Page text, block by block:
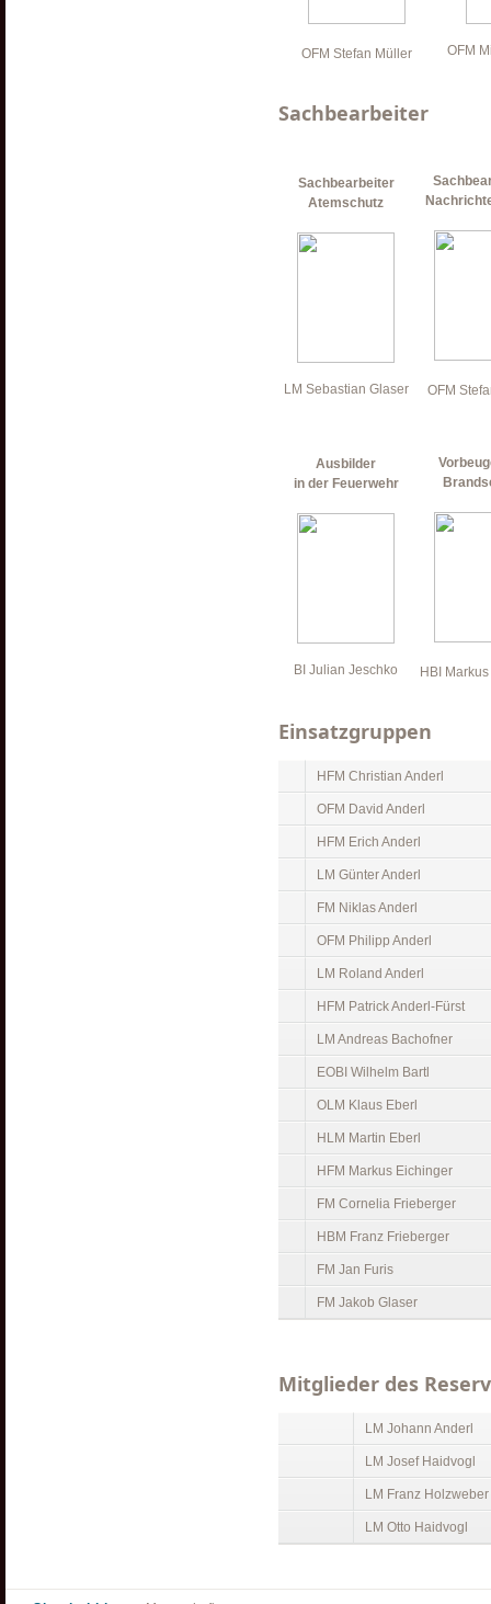
OFM Stefan Müller OFM
Sachbearbeiter
Sachbearbeiter
Atemschutz
LM Sebastian Glaser
Sachbea
OFM
Ausbilder
in der Feuerwehr
BI Julian Jeschko HBI
Einsatzgruppen
HFM Christian Anderl
OFM David Anderl
HFM Erich Anderl
LM Günter Anderl
FM Niklas Anderl
OFM Philipp Anderl
LM Roland Anderl
HFM Patrick Anderl-Fürst
LM Andreas Bachofner
EOBI Wilhelm Bartl
OLM Klaus Eberl
HLM Martin Eberl
HFM Markus Eichinger
FM Cornelia Frieberger
HBM Franz Frieberger
FM Jan Furis
FM Jakob Glaser
Mitglieder des
LM Johann Anderl
LM Josef Haidvogl
LM Franz Holzweber
LM Otto Haidvogl